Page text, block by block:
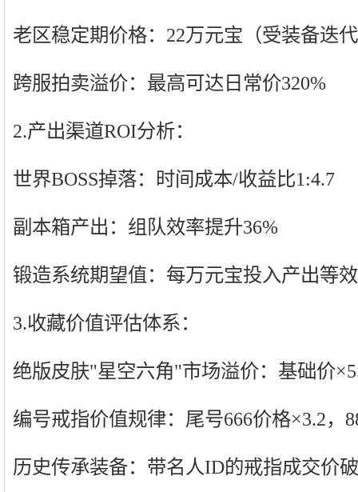
老区稳定期价格：22万元宝（受装备迭
跨服拍卖溢价：最高可达日常价320%
2.产出渠道ROI分析：
世界BOSS掉落：时间成本/收益比1:4.7
副本箱产出：组队效率提升36%
锻造系统期望值：每万元宝投入产出等
3.收藏价值评估体系：
绝版皮肤"星空六角"市场溢价：基础价
编号戒指价值规律：尾号666价格×3.2，
历史传承装备：带名人ID的戒指成交价